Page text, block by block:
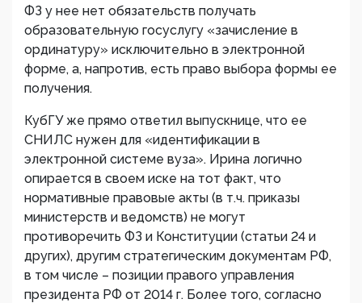
ФЗ у нее нет обязательств получать
образовательную госуслугу «зачисление в
ординатуру» исключительно в электронной
форме, а, напротив, есть право выбора формы ее
получения.
КубГУ же прямо ответил выпускнице, что ее
СНИЛС нужен для «идентификации в
электронной системе вуза». Ирина логично
опирается в своем иске на тот факт, что
нормативные правовые акты (в т.ч. приказы
министерств и ведомств) не могут
противоречить ФЗ и Конституции (статьи 24 и
других), другим стратегическим документам РФ,
в том числе – позиции правого управления
президента РФ от 2014 г. Более того, согласно